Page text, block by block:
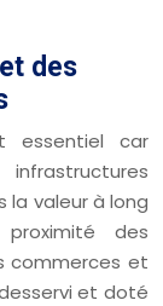
des
essentiel car
la valeur à long
des
commerces et
et doté